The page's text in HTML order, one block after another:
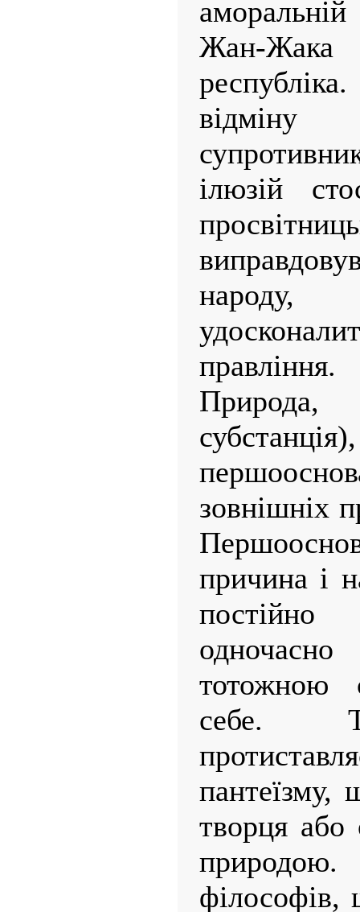
Жан-Жака
ілюзій
правління.
Природа,
зовнішніх
причина і
тотожною
себе.
пантеїзму,
творця
філософів,